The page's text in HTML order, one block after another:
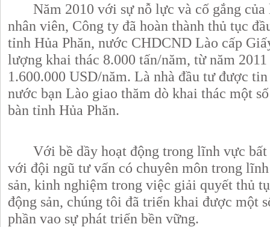
Năm 2010 với sự nỗ lực và cố gắng của
nhân viên, Công ty đã hoàn thành thủ tục
tỉnh Hủa Phăn, nước CHDCND Lào cấp
lượng khai thác 8.000 tấn/năm, từ năm
1.600.000 USD/năm. Là nhà đầu tư được
nước bạn Lào giao thăm dò khai thác một
bàn tỉnh Hủa Phăn.
Với bề dầy hoạt động trong lĩnh vực bất
với đội ngũ tư vấn có chuyên môn trong
sản, kinh nghiệm trong việc giải quyết thủ
động sản, chúng tôi đã triển khai được một
phần vao sự phát triển bền vững.